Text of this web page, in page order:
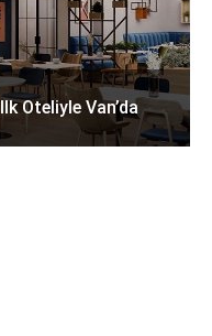
Oteliyle Van’da